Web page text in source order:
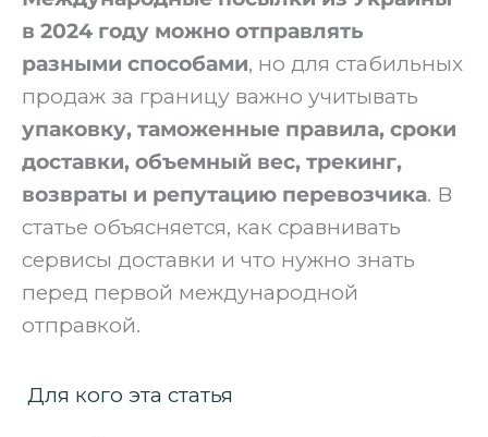
в 2024 году можно отправлять
разными способами, но для стабильных
продаж за границу важно учитывать
упаковку, таможенные правила, сроки
доставки, объемный вес, трекинг,
возвраты и репутацию перевозчика. В
статье объясняется, как сравнивать
сервисы доставки и что нужно знать
перед первой международной
отправкой.
Для кого эта статья